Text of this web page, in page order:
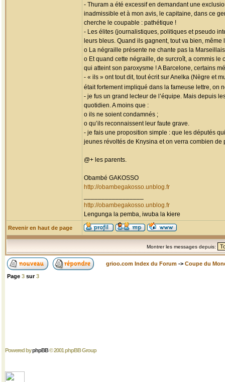
- Thuram a été excessif en demandant une
inadmissible et à mon avis, le capitaine, dans ce
cherche le coupable : pathétique !
- Les élites (journalistiques, politiques et pseudo
leurs bleus. Quand ils gagnent, tout va bien,
o La négraille présente ne chante pas la
o Et quand cette négraille, de surcroît, a commis le
qui atteint son paroxysme ! A Barcelone, certains
- « ils » ont tout dit, tout écrit sur Anelka (Nègre et
était fortement impliqué dans la fameuse lettre,
- je fus un grand lecteur de l’équipe. Mais depuis
quotidien. A moins que :
o ils ne soient condamnés ;
o qu’ils reconnaissent leur faute grave.
- je fais une proposition simple : que les députés
jeunes révoltés de Knysina et on verra combien
@+ les parents.
Obambé GAKOSSO
http://obambegakosso.unblog.fr
http://obambegakosso.unblog.fr
Lengunga la pemba, iwuba la kiere
Revenir en haut de page
Montrer les messages depuis:
grioo.com Index du Forum -> Coupe du
Page 3 sur3
Powered byphpBB© 2001 phpBB Group